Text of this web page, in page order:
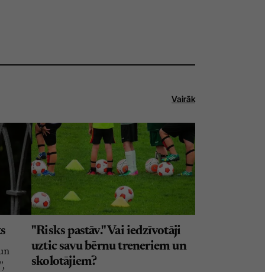
Vairāk
"Risks pastāv." Vai iedzīvotāji
uztic savu bērnu treneriem un
skolotājiem?